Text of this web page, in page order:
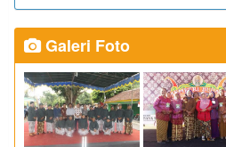
Galeri Foto